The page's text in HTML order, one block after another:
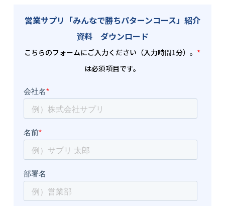
営業サプリ「みんなで勝ちパターンコース」紹介
資料 ダウンロード
こちらのフォームにご入力ください（入力時間1分）。*
は必須項目です。